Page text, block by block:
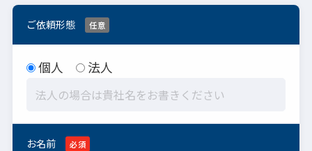
ご依頼形態 任意
個人 法人
お名前 必須